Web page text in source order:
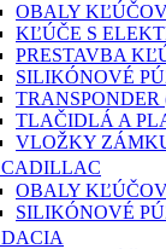
OBALY
KĽÚČE S
PRESTAVBA
SILIKÓNOVÉ
TRANSPONDER
TLAČIDLÁ A
VLOŽKY
CADILLAC
OBALY
SILIKÓNOVÉ
DACIA